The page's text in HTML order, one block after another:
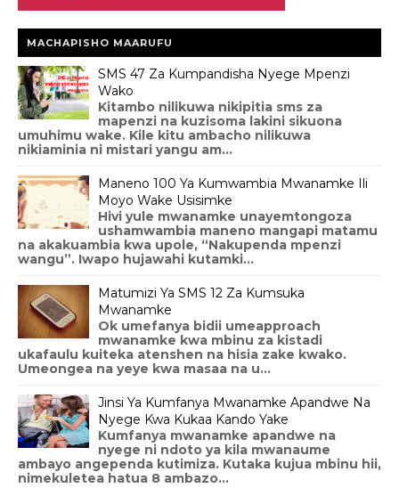
MACHAPISHO MAARUFU
SMS 47 Za Kumpandisha Nyege Mpenzi
Wako
Kitambo nilikuwa nikipitia sms za
mapenzi na kuzisoma lakini sikuona
umuhimu wake. Kile kitu ambacho nilikuwa
nikiaminia ni mistari yangu am...
Maneno 100 Ya Kumwambia Mwanamke Ili
Moyo Wake Usisimke
Hivi yule mwanamke unayemtongoza
ushamwambia maneno mangapi matamu
na akakuambia kwa upole, “Nakupenda mpenzi
wangu”. Iwapo hujawahi kutamki...
Matumizi Ya SMS 12 Za Kumsuka
Mwanamke
Ok umefanya bidii umeapproach
mwanamke kwa mbinu za kistadi
ukafaulu kuiteka atenshen na hisia zake kwako.
Umeongea na yeye kwa masaa na u...
Jinsi Ya Kumfanya Mwanamke Apandwe Na
Nyege Kwa Kukaa Kando Yake
Kumfanya mwanamke apandwe na
nyege ni ndoto ya kila mwanaume
ambayo angependa kutimiza. Kutaka kujua mbinu hii,
nimekuletea hatua 8 ambazo...